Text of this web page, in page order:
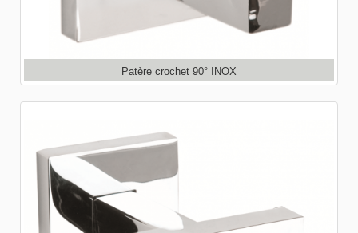
Patère crochet 90° INOX